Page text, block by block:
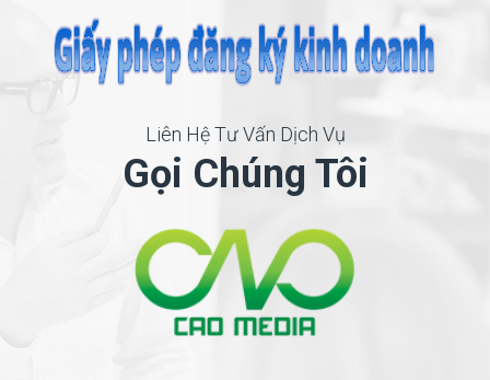
Liên Hệ Tư Vấn Dịch Vụ
Gọi Chúng Tôi